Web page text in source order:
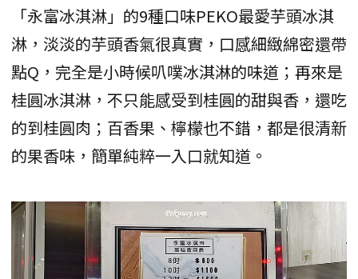
「永富冰淇淋」的9種口味PEKO最愛芋頭冰淇
淋，淡淡的芋頭香氣很真實，口感細緻綿密還帶
點Q，完全是小時候叭噗冰淇淋的味道；再來是
桂圓冰淇淋，不只能感受到桂圓的甜與香，還吃
的到桂圓肉；百香果、檸檬也不錯，都是很清新
的果香味，簡單純粹一入口就知道。